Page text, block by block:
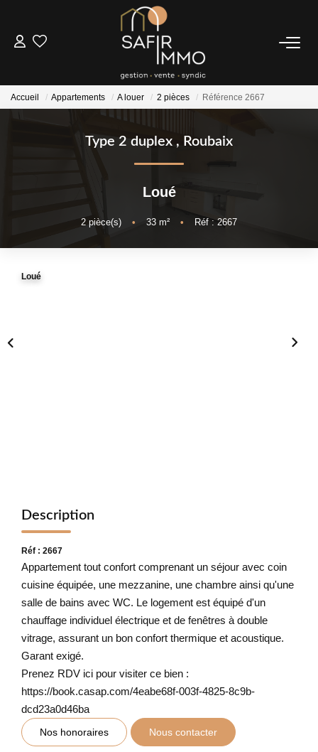
ACHETER
Notre Syndic
Accueil Appartements A louer 2 pièces Référence 2667
Type 2 duplex , Roubaix
Loué
2 pièce(s) • 33 m² • Réf : 2667
Loué
Description
Réf : 2667
Appartement tout confort comprenant un séjour avec coin
cuisine équipée, une mezzanine, une chambre ainsi qu'une
salle de bains avec WC. Le logement est équipé d'un
chauffage individuel électrique et de fenêtres à double
vitrage, assurant un bon confort thermique et acoustique.
Garant exigé.
Prenez RDV ici pour visiter ce bien :
https://book.casap.com/4eabe68f-003f-4825-8c9b-
dcd23a0d46ba
Nos honoraires Nous contacter